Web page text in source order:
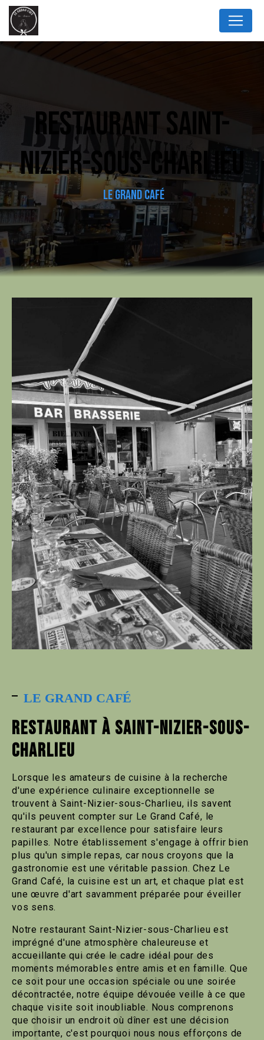
RESTAURANT SAINT-
NIZIER-SOUS-CHARLIEU
LE GRAND CAFÉ
LE GRAND CAFÉ
RESTAURANT À SAINT-NIZIER-SOUS-
CHARLIEU
Lorsque les amateurs de cuisine à la recherche
d'une expérience culinaire exceptionnelle se
trouvent à Saint-Nizier-sous-Charlieu, ils savent
qu'ils peuvent compter sur Le Grand Café, le
restaurant par excellence pour satisfaire leurs
papilles. Notre établissement s'engage à offrir bien
plus qu'un simple repas, car nous croyons que la
gastronomie est une véritable passion. Chez Le
Grand Café, la cuisine est un art, et chaque plat est
une œuvre d'art savamment préparée pour éveiller
vos sens.
Notre restaurant Saint-Nizier-sous-Charlieu est
imprégné d'une atmosphère chaleureuse et
accueillante qui crée le cadre idéal pour des
moments mémorables entre amis et en famille. Que
ce soit pour une occasion spéciale ou une soirée
décontractée, notre équipe dévouée veille à ce que
chaque visite soit inoubliable. Nous comprenons
que choisir un endroit où dîner est une décision
importante, c'est pourquoi nous nous efforçons de
Panneau de gestion des cookies